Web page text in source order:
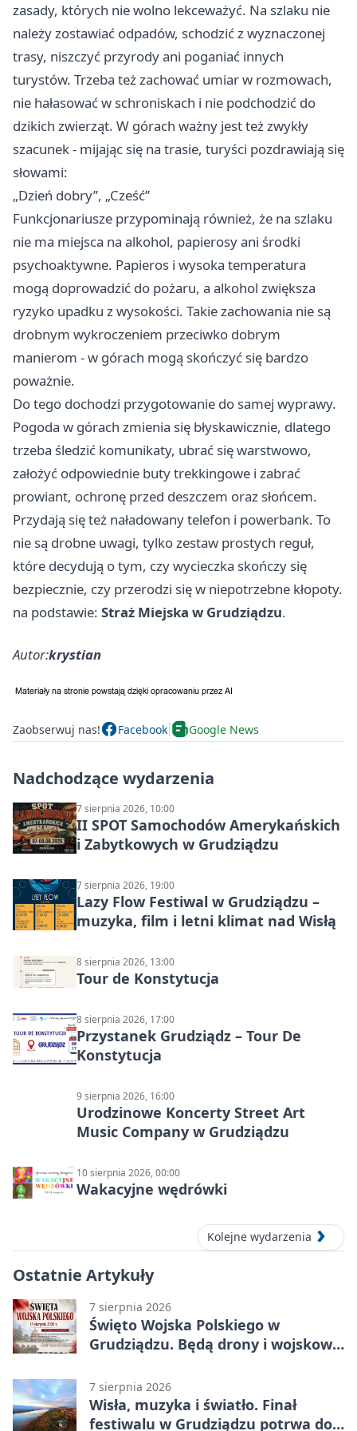
zasady, których nie wolno lekceważyć. Na szlaku nie
należy zostawiać odpadów, schodzić z wyznaczonej
trasy, niszczyć przyrody ani poganiać innych
turystów. Trzeba też zachować umiar w rozmowach,
nie hałasować w schroniskach i nie podchodzić do
dzikich zwierząt. W górach ważny jest też zwykły
szacunek - mijając się na trasie, turyści pozdrawiają się
słowami:
„Dzień dobry”, „Cześć”
Funkcjonariusze przypominają również, że na szlaku
nie ma miejsca na alkohol, papierosy ani środki
psychoaktywne. Papieros i wysoka temperatura
mogą doprowadzić do pożaru, a alkohol zwiększa
ryzyko upadku z wysokości. Takie zachowania nie są
drobnym wykroczeniem przeciwko dobrym
manierom - w górach mogą skończyć się bardzo
poważnie.
Do tego dochodzi przygotowanie do samej wyprawy.
Pogoda w górach zmienia się błyskawicznie, dlatego
trzeba śledzić komunikaty, ubrać się warstwowo,
założyć odpowiednie buty trekkingowe i zabrać
prowiant, ochronę przed deszczem oraz słońcem.
Przydają się też naładowany telefon i powerbank. To
nie są drobne uwagi, tylko zestaw prostych reguł,
które decydują o tym, czy wycieczka skończy się
bezpiecznie, czy przerodzi się w niepotrzebne kłopoty.
na podstawie: Straż Miejska w Grudziądzu.
Autor:krystian
Zaobserwuj nas! Facebook Google News
Nadchodzące wydarzenia
7 sierpnia 2026, 10:00
II SPOT Samochodów Amerykańskich
i Zabytkowych w Grudziądzu
7 sierpnia 2026, 19:00
Lazy Flow Festiwal w Grudziądzu –
muzyka, film i letni klimat nad Wisłą
8 sierpnia 2026, 13:00
Tour de Konstytucja
8 sierpnia 2026, 17:00
Przystanek Grudziądz – Tour De
Konstytucja
9 sierpnia 2026, 16:00
Urodzinowe Koncerty Street Art
Music Company w Grudziądzu
10 sierpnia 2026, 00:00
Wakacyjne wędrówki
Kolejne wydarzenia
Ostatnie Artykuły
7 sierpnia 2026
Święto Wojska Polskiego w
Grudziądzu. Będą drony i wojskowa
7 sierpnia 2026
Wisła, muzyka i światło. Finał
festiwalu w Grudziądzu potrwa do